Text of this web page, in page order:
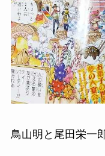
鳥山明と尾田栄一